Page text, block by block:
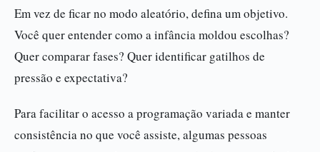
Em vez de ficar no modo aleatório, defina um objetivo.
Você quer entender como a infância moldou escolhas?
Quer comparar fases? Quer identificar gatilhos de
pressão e expectativa?
Para facilitar o acesso a programação variada e manter
consistência no que você assiste, algumas pessoas